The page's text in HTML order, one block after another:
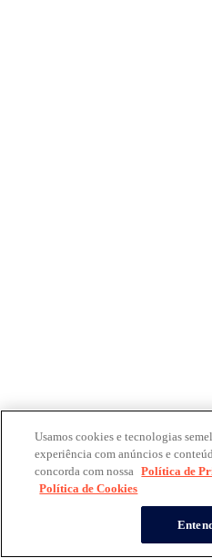
Usamos cookies e tecnologias
experiência com anúncios e
concorda com nossa Política de
Política de Cookies